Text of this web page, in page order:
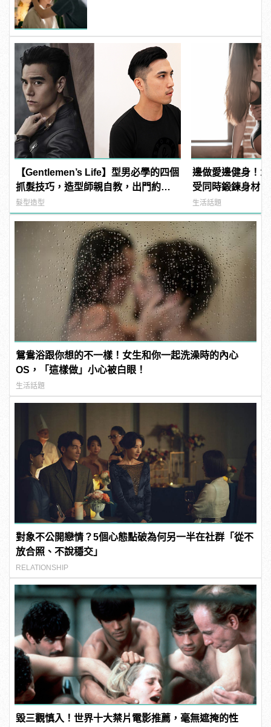
【Gentlemen’s Life】型男必學的四個
抓髮技巧，造型師親自教，出門約會
一手搞定！
髮型造型
邊做愛邊健身！
受同時鍛鍊身材
生活話題
鴛鴦浴跟你想的不一樣！女生和你一起洗澡時的內心
OS，「這樣做」小心被白眼！
生活話題
對象不公開戀情？5個心態點破為何另一半在社群「從不
放合照、不說穩交」
RELATIONSHIP
毀三觀慎入！世界十大禁片電影推薦，毫無遮掩的性